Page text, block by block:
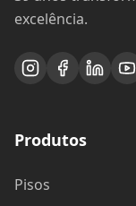
excelência.
Produtos
Pisos